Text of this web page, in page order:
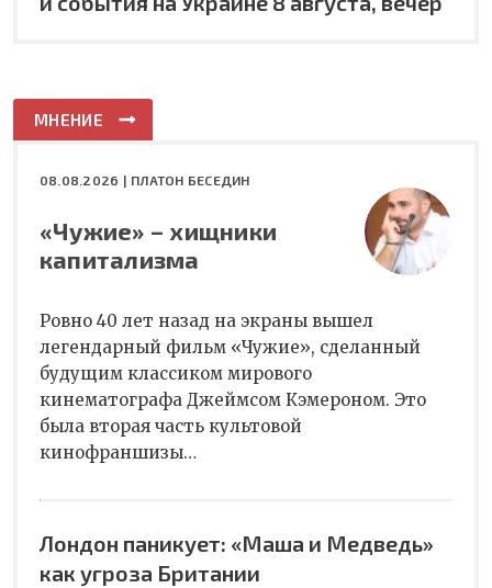
МНЕНИЕ
08.08.2026 | ПЛАТОН БЕСЕДИН
«Чужие» – хищники
капитализма
Ровно 40 лет назад на экраны вышел
легендарный фильм «Чужие», сделанный
будущим классиком мирового
кинематографа Джеймсом Кэмероном. Это
была вторая часть культовой
кинофраншизы…
Лондон паникует: «Маша и Медведь»
как угроза Британии